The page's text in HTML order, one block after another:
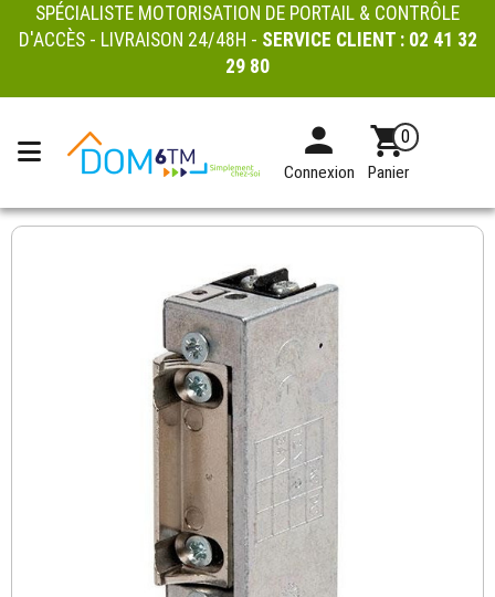
SPÉCIALISTE MOTORISATION DE PORTAIL & CONTRÔLE
D'ACCÈS - LIVRAISON 24/48H - SERVICE CLIENT : 02 41 32
29 80
Connexion
0
Panier